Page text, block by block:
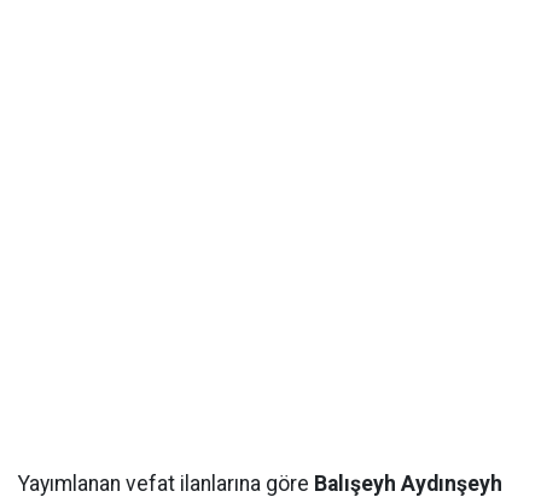
Yayımlanan vefat ilanlarına göre Balışeyh Aydınşeyh